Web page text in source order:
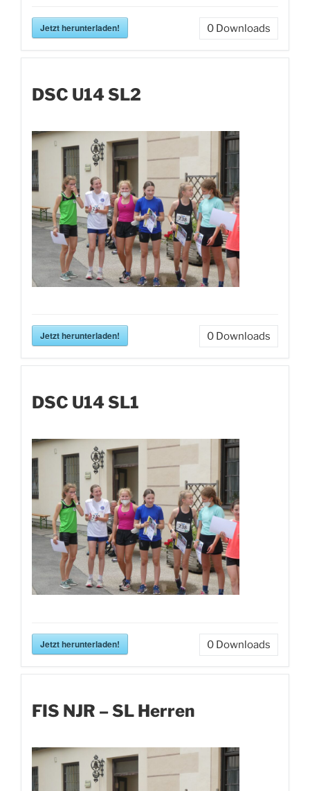
Jetzt herunterladen! 0 Downloads
DSC U14 SL2
Jetzt herunterladen! 0 Downloads
DSC U14 SL1
Jetzt herunterladen! 0 Downloads
FIS NJR – SL Herren